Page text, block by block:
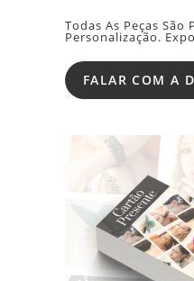
Todas As Peças São
Personalização.
FALAR COM A